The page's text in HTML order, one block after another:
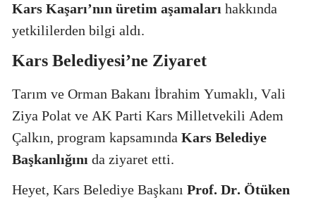
Kars Kaşarı’nın üretim aşamaları hakkında
yetkililerden bilgi aldı.
Kars Belediyesi’ne Ziyaret
Tarım ve Orman Bakanı İbrahim Yumaklı, Vali
Ziya Polat ve AK Parti Kars Milletvekili Adem
Çalkın, program kapsamında Kars Belediye
Başkanlığını da ziyaret etti.
Heyet, Kars Belediye Başkanı Prof. Dr. Ötüken